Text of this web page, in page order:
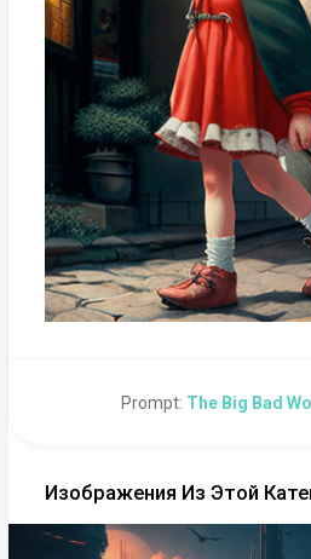
Prompt: The Big Bad
Изображения Из Этой